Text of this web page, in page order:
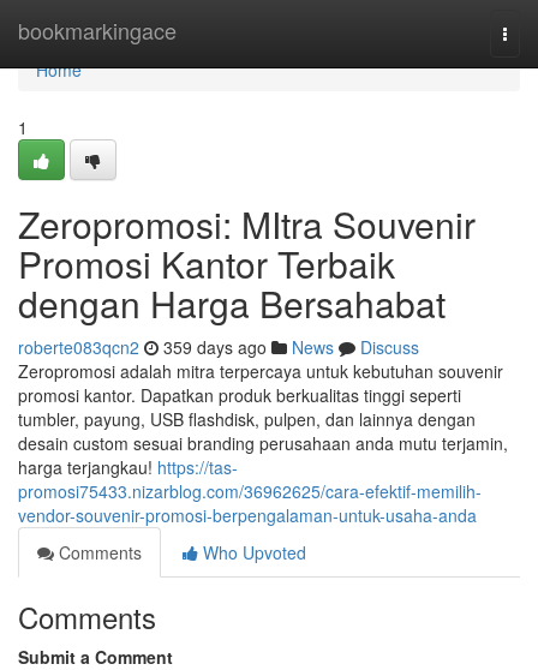
bookmarkingace
Home
Home
1
Zeropromosi: MItra Souvenir
Promosi Kantor Terbaik
dengan Harga Bersahabat
roberte083qcn2 359 days ago News
Discuss
Zeropromosi adalah mitra terpercaya untuk kebutuhan souvenir
promosi kantor. Dapatkan produk berkualitas tinggi seperti
tumbler, payung, USB flashdisk, pulpen, dan lainnya dengan
desain custom sesuai branding perusahaan anda mutu terjamin,
harga terjangkau! https://tas-
promosi75433.nizarblog.com/36962625/cara-efektif-memilih-
vendor-souvenir-promosi-berpengalaman-untuk-usaha-anda
Comments
Who Upvoted
Comments
Submit a Comment